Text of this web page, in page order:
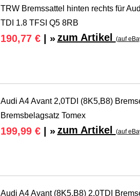
TRW Bremssattel hinten rechts für
TDI 1.8 TFSI Q5 8RB
190,77 €| » zum Artikel (auf
Audi A4 Avant 2,0TDI (8K5,B8)
Bremsbelagsatz Tomex
199,99 €| » zum Artikel (auf
Audi A4 Avant (8K5,B8) 2,0TDI